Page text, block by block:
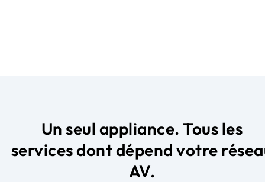
Un seul appliance. Tous les
services dont dépend votre
AV.